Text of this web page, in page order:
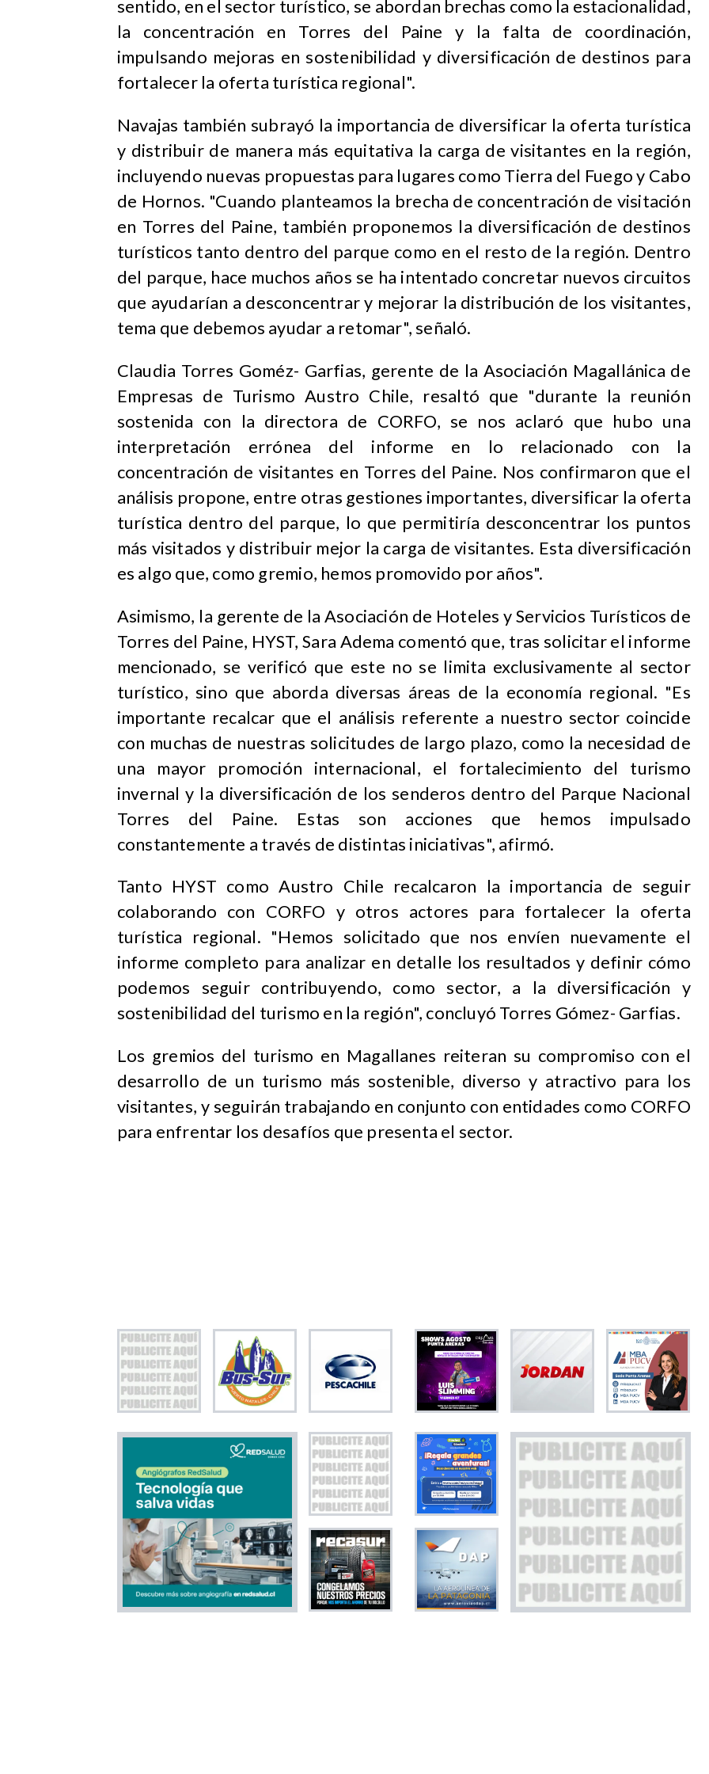
sentido, en el sector turístico, se abordan brechas como la estacionalidad,
la concentración en Torres del Paine y la falta de coordinación,
impulsando mejoras en sostenibilidad y diversificación de destinos para
fortalecer la oferta turística regional".
Navajas también subrayó la importancia de diversificar la oferta turística
y distribuir de manera más equitativa la carga de visitantes en la región,
incluyendo nuevas propuestas para lugares como Tierra del Fuego y Cabo
de Hornos. "Cuando planteamos la brecha de concentración de visitación
en Torres del Paine, también proponemos la diversificación de destinos
turísticos tanto dentro del parque como en el resto de la región. Dentro
del parque, hace muchos años se ha intentado concretar nuevos circuitos
que ayudarían a desconcentrar y mejorar la distribución de los visitantes,
tema que debemos ayudar a retomar", señaló.
Claudia Torres Goméz- Garfias, gerente de la Asociación Magallánica de
Empresas de Turismo Austro Chile, resaltó que "durante la reunión
sostenida con la directora de CORFO, se nos aclaró que hubo una
interpretación errónea del informe en lo relacionado con la
concentración de visitantes en Torres del Paine. Nos confirmaron que el
análisis propone, entre otras gestiones importantes, diversificar la oferta
turística dentro del parque, lo que permitiría desconcentrar los puntos
más visitados y distribuir mejor la carga de visitantes. Esta diversificación
es algo que, como gremio, hemos promovido por años".
Asimismo, la gerente de la Asociación de Hoteles y Servicios Turísticos de
Torres del Paine, HYST, Sara Adema comentó que, tras solicitar el informe
mencionado, se verificó que este no se limita exclusivamente al sector
turístico, sino que aborda diversas áreas de la economía regional. "Es
importante recalcar que el análisis referente a nuestro sector coincide
con muchas de nuestras solicitudes de largo plazo, como la necesidad de
una mayor promoción internacional, el fortalecimiento del turismo
invernal y la diversificación de los senderos dentro del Parque Nacional
Torres del Paine. Estas son acciones que hemos impulsado
constantemente a través de distintas iniciativas", afirmó.
Tanto HYST como Austro Chile recalcaron la importancia de seguir
colaborando con CORFO y otros actores para fortalecer la oferta
turística regional. "Hemos solicitado que nos envíen nuevamente el
informe completo para analizar en detalle los resultados y definir cómo
podemos seguir contribuyendo, como sector, a la diversificación y
sostenibilidad del turismo en la región", concluyó Torres Gómez- Garfias.
Los gremios del turismo en Magallanes reiteran su compromiso con el
desarrollo de un turismo más sostenible, diverso y atractivo para los
visitantes, y seguirán trabajando en conjunto con entidades como CORFO
para enfrentar los desafíos que presenta el sector.